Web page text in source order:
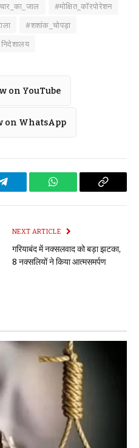
#मोक्षित_कॉरपोरेशन
#शशांक_चोपड़ा
निदेशालय
on YouTube
on WhatsApp
Telegram WhatsApp Copy
NEXT ARTICLE
गरियाबंद में नक्सलवाद को बड़ा झटका,
8 नक्सलियों ने किया आत्मसमर्पण